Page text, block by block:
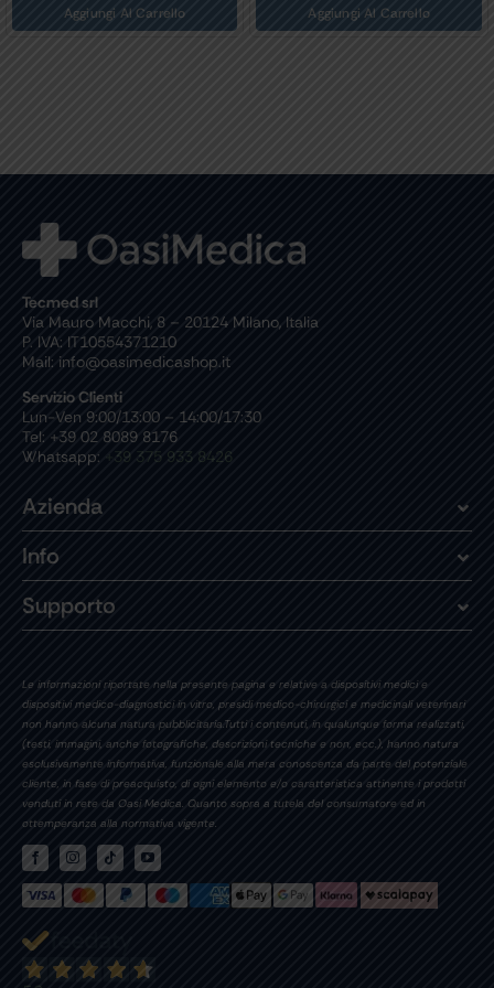
Aggiungi Al Carrello
Aggiungi Al
Tecmed srl
Via Mauro Macchi, 8 – 20124 Milano, Italia
P. IVA: IT10554371210
Mail: info@oasimedicashop.it
Servizio Clienti
Lun-Ven 9:00/13:00 – 14:00/17:30
Tel: +39 02 8089 8176
Whatsapp: +39 375 933 8426
Azienda
Info
Supporto
Le informazioni riportate nella presente pagina e relative a dispositivi medici e
dispositivi medico-diagnostici in vitro, presidi medico-chirurgici e medicinali veterinari
non hanno alcuna natura pubblicitaria.Tutti i contenuti, in qualunque forma realizzati,
(testi, immagini, anche fotografiche, descrizioni tecniche e non, ecc.), hanno natura
esclusivamente informativa, funzionale alla mera conoscenza da parte del potenziale
cliente, in fase di preacquisto, di ogni elemento e/o caratteristica attinente i prodotti
venduti in rete da Oasi Medica. Quanto sopra a tutela del consumatore ed in
ottemperanza alla normativa vigente.